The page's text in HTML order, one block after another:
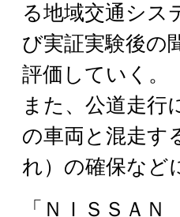
る地域交通シス
び実証実験後の
評価していく。
また、公道走行
の車両と混走す
れ）の確保など
「ＮＩＳＳＡ